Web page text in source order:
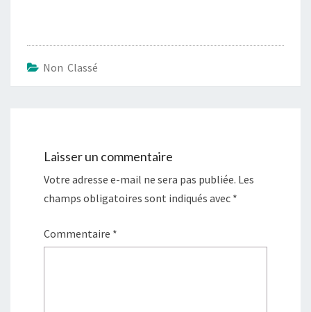
Non Classé
Laisser un commentaire
Votre adresse e-mail ne sera pas publiée. Les
champs obligatoires sont indiqués avec *
Commentaire *